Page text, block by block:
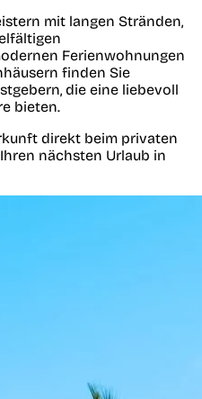
mit langen Stränden,
Ferienwohnungen
finden Sie
die eine liebevoll
bieten.
direkt beim privaten
nächsten Urlaub in